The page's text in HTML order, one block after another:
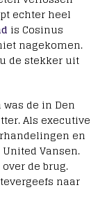
echter heel
is Cosinus
nagekomen.
de stekker uit
de in Den
Als executive
en
Vansen.
de brug.
naar